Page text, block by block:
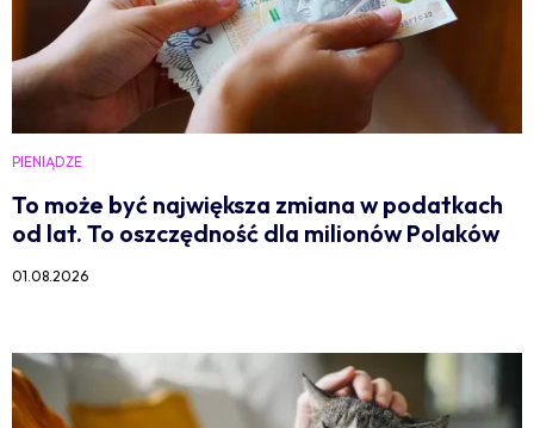
PIENIĄDZE
To może być największa zmiana w podatkach
od lat. To oszczędność dla milionów Polaków
01.08.2026